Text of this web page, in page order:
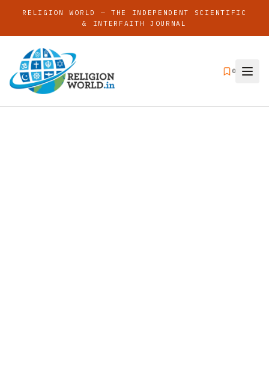
RELIGION WORLD — THE INDEPENDENT SCIENTIFIC
& INTERFAITH JOURNAL
0